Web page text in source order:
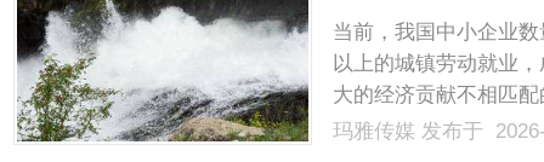
智合”小程序破
当前，我国中小企业
以上的城镇劳动就业
大的经济贡献不相匹
少药”的困境。合同纠
玛雅传媒 发布于